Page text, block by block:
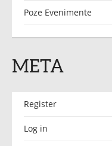
Poze Evenimente
META
Register
Log in